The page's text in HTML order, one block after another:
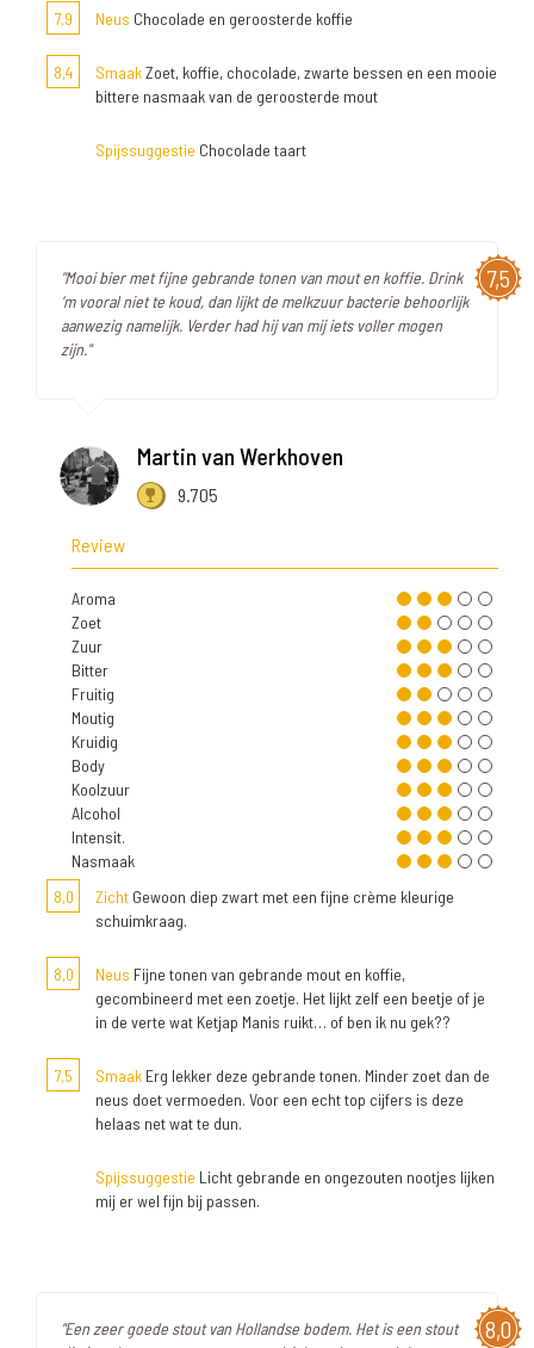
7,9 Neus Chocolade en geroosterde koffie
8,4 SmaakZoet, koffie, chocolade, zwarte bessen en een mooie
bittere nasmaak van de geroosterde mout
Spijssuggestie Chocolade taart
7,5
"Mooi bier met fijne gebrande tonen van mout en koffie. Drink
‘m vooral niet te koud, dan lijkt de melkzuur bacterie behoorlijk
aanwezig namelijk. Verder had hij van mij iets voller mogen
zijn."
Martin van Werkhoven
9.705
Review
Aroma
Zoet
Zuur
Bitter
Fruitig
Moutig
Kruidig
Body
Koolzuur
Alcohol
Intensit.
Nasmaak
8,0
Zicht Gewoon diep zwart met een fijne crème kleurige
schuimkraag.
8,0 Neus Fijne tonen van gebrande mout en koffie,
gecombineerd met een zoetje. Het lijkt zelf een beetje of je
in de verte wat Ketjap Manis ruikt… of ben ik nu gek??
7,5 Smaak Erg lekker deze gebrande tonen. Minder zoet dan de
neus doet vermoeden. Voor een echt top cijfers is deze
helaas net wat te dun.
Spijssuggestie Licht gebrande en ongezouten nootjes lijken
mij er wel fijn bij passen.
8,0
"Een zeer goede stout van Hollandse bodem. Het is een stout